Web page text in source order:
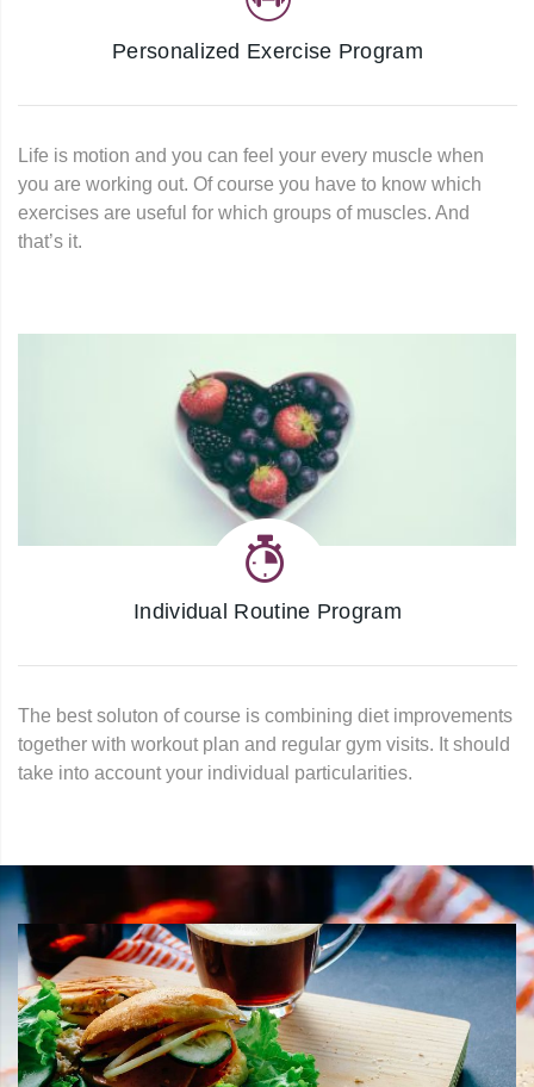
Personalized Exercise Program
Life is motion and you can feel your every muscle when
you are working out. Of course you have to know which
exercises are useful for which groups of muscles. And
that’s it.
Individual Routine Program
The best soluton of course is combining diet improvements
together with workout plan and regular gym visits. It should
take into account your individual particularities.